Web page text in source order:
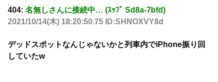
404: 名無しさんに接続中… (ｽｯﾌﾟ Sd8a-7bfd)
2021/10/14(木) 18:20:50.75 ID:SHNOXVY8d
デッドスポットなんじゃないかと列車内でiPhone振り回
していたw